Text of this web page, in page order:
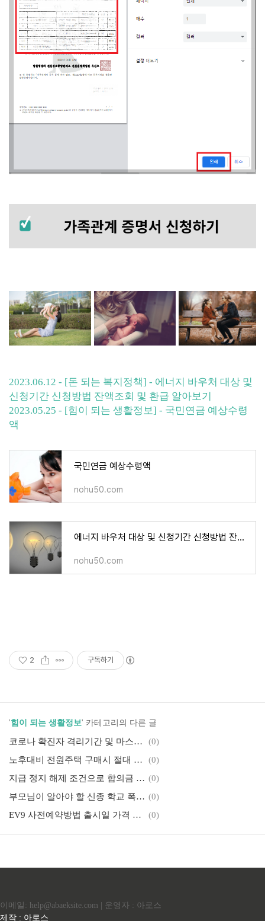
2023.06.12 - [돈 되는 복지정책] - 에너지 바우처 대상 및
신청기간 신청방법 잔액조회 및 환급 알아보기
2023.05.25 - [힘이 되는 생활정보] - 국민연금 예상수령
액
국민연금 예상수령액
nohu50.com
에너지 바우처 대상 및 신청기간 신청방법 잔액조회 및 환급 알아보기
nohu50.com
2 구독하기
'힘이 되는 생활정보' 카테고리의 다른 글
코로나 확진자 격리기간 및 마스크 착용의무
(0)
노후대비 전원주택 구매시 절대 피해야될 주택
(0)
지급 정지 해제 조건으로 합의금 요구하는 통장협박 신종범죄 (0)
부모님이 알아야 할 신종 학교 폭력 유형 알아보기 (0)
EV9 사전예약방법 출시일 가격 보조금 주행거리 총정리
(0)
이메일: help@abaeksite.com | 운영자 : 아로스
제작 : 아로스